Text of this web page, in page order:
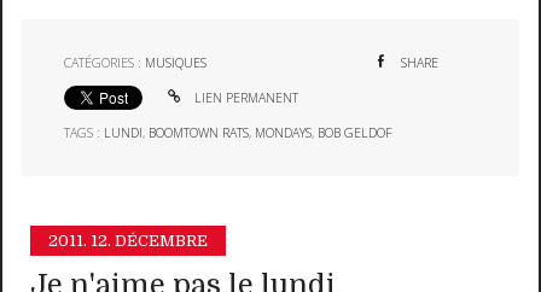
CATÉGORIES : MUSIQUES SHARE
LIEN PERMANENT
TAGS : LUNDI, BOOMTOWN RATS, MONDAYS, BOB GELDOF
2011. 12. DÉCEMBRE
Je n'aime pas le lundi